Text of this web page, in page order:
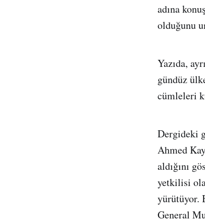
adına
olduğunu
Yazıda,
gündüz
cümleleri
Dergideki
Ahmed
aldığını
yetkilisi
yürütüyor.
General